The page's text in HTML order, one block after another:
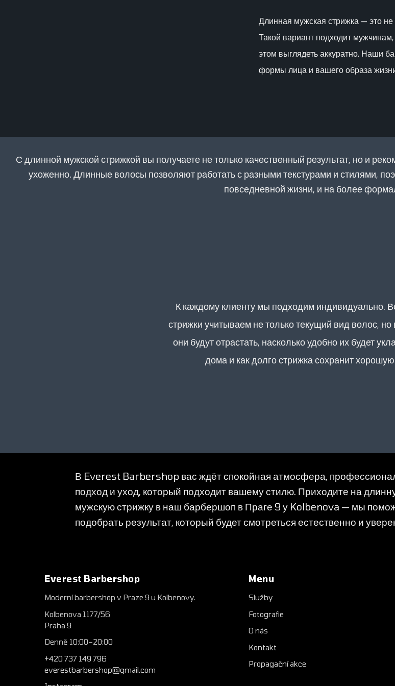
Длинная мужская стрижка — это
Такой вариант подходит
этом выглядеть аккуратно. Наши
формы лица и вашего образа
С длинной мужской стрижкой вы получаете не только качественный результат, но и
ухоженно. Длинные волосы позволяют работать с разными текстурами и стилями,
повседневной жизни, и на более
К каждому клиенту мы подходим индивидуально.
стрижки учитываем не только текущий вид волос, но
они будут отрастать, насколько удобно их будет
дома и как долго стрижка сохранит
В Everest Barbershop вас ждёт спокойная атмосфера,
подход и уход, который подходит вашему стилю. Приходите на
мужскую стрижку в наш барбершоп в Праге 9 у Kolbenova — мы
подобрать результат, который будет смотреться естественно и
Everest Barbershop
Moderní barbershop v Praze 9 u Kolbenovy.
Kolbenova 1177/56
Praha 9
Denně 10:00–20:00
+420 737 149 796
everestbarbershop@gmail.com
Menu
Služby
Fotografie
O nás
Kontakt
Propagační akce